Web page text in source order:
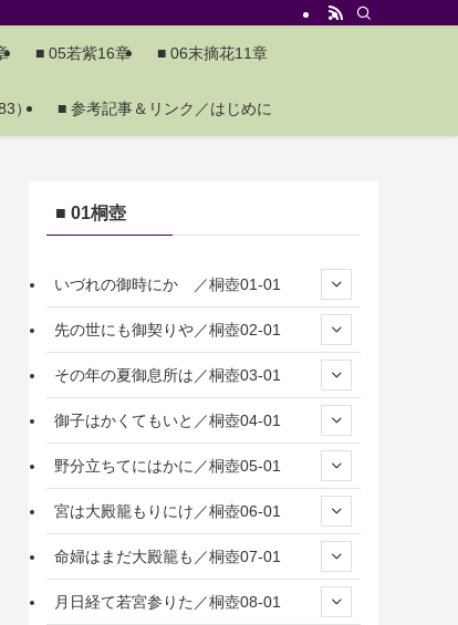
■ 05若紫16章 ■ 06末摘花11章
） ■ 参考記事＆リンク／はじめに
■ 01桐壺
いづれの御時にか ／桐壺01-01
先の世にも御契りや／桐壺02-01
その年の夏御息所は／桐壺03-01
御子はかくてもいと／桐壺04-01
野分立ちてにはかに／桐壺05-01
宮は大殿籠もりにけ／桐壺06-01
命婦はまだ大殿籠も／桐壺07-01
月日経て若宮参りた／桐壺08-01